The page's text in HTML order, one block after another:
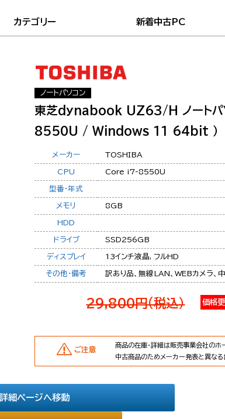
カテゴリー 新着中古PC
ノートパソコン
東芝dynabook UZ63/H ノートパ
8550U / Windows 11 64bit ）
メーカー TOSHIBA
CPU Core i7-8550U
型番・年式
メモリ 8GB
HDD
ドライブ SSD256GB
ディスプレイ 13インチ液晶, フルHD
その他・備考 訳あり品、無線LAN、WEBカメラ、
29,800円(税込） 価格
ご注意
商品の在庫・詳細は販売事業会社のホ
中古商品のためメーカー発表と異な
詳細ページへ移動